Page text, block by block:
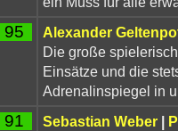
95
Alexander
Die große
Einsätze und die
Adrenalinspiegel in
91 Sebastian Weber|